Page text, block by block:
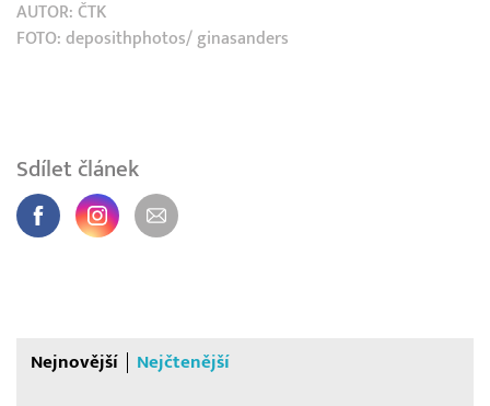
AUTOR: ČTK
FOTO: deposithphotos/ ginasanders
Sdílet článek
Nejnovější Nejčtenější